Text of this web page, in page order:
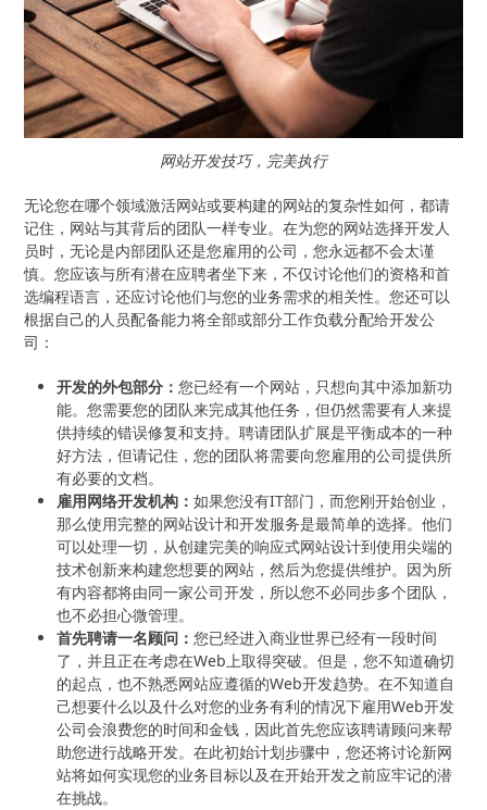
网站开发技巧，完美执行
无论您在哪个领域激活网站或要构建的网站的复杂性如何，都请
记住，网站与其背后的团队一样专业。在为您的网站选择开发人
员时，无论是内部团队还是您雇用的公司，您永远都不会太谨
慎。您应该与所有潜在应聘者坐下来，不仅讨论他们的资格和首
选编程语言，还应讨论他们与您的业务需求的相关性。您还可以
根据自己的人员配备能力将全部或部分工作负载分配给开发公
司：
开发的外包部分：您已经有一个网站，只想向其中添加新功
能。您需要您的团队来完成其他任务，但仍然需要有人来提
供持续的错误修复和支持。聘请团队扩展是平衡成本的一种
好方法，但请记住，您的团队将需要向您雇用的公司提供所
有必要的文档。
雇用网络开发机构：如果您没有IT部门，而您刚开始创业，
那么使用完整的网站设计和开发服务是最简单的选择。他们
可以处理一切，从创建完美的响应式网站设计到使用尖端的
技术创新来构建您想要的网站，然后为您提供维护。因为所
有内容都将由同一家公司开发，所以您不必同步多个团队，
也不必担心微管理。
首先聘请一名顾问：您已经进入商业世界已经有一段时间
了，并且正在考虑在Web上取得突破。但是，您不知道确切
的起点，也不熟悉网站应遵循的Web开发趋势。在不知道自
己想要什么以及什么对您的业务有利的情况下雇用Web开发
公司会浪费您的时间和金钱，因此首先您应该聘请顾问来帮
助您进行战略开发。在此初始计划步骤中，您还将讨论新网
站将如何实现您的业务目标以及在开始开发之前应牢记的潜
在挑战。